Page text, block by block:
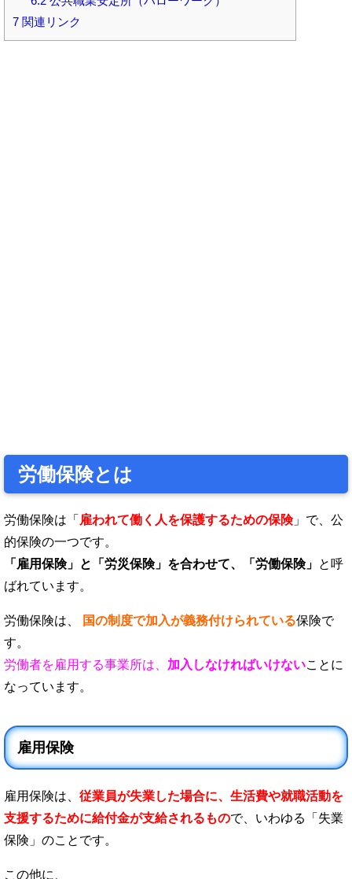
7 関連リンク
労働保険とは
労働保険は「 雇われて働く人を保護するための保険」で、公
的保険の一つです。
「雇用保険」と「労災保険」を合わせて、「労働保険」 と呼
ばれています。
労働保険は、 国の制度で加入が義務付けられている保険で
す。
労働者を雇用する事業所は、 加入しなければいけないことに
なっています。
雇用保険
雇用保険は、 従業員が失業した場合に、生活費や就職活動を
支援するために給付金が支給されるもので、いわゆる「失業
保険」のことです。
この他に、